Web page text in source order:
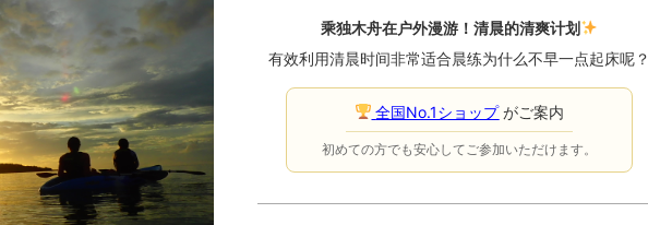
乘独木舟在户外漫游！清晨的清爽计划
有效利用清晨时间非常适合晨练为什么不早一点起床呢？
全国No.1ショップがご案内
初めての方でも安心してご参加いただけます。